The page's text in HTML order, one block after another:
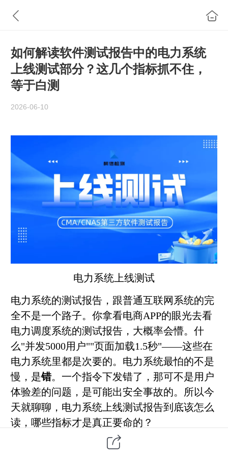
如何解读软件测试报告中的电力系统
上线测试部分？这几个指标抓不住，
等于白测
2026-06-10
电力系统上线测试
电力系统的测试报告，跟普通互联网系统的完
全不是一个路子。 你拿看电商APP的眼光去看
电力调度系统的测试报告，大概率会懵。什
么"并发5000用户""页面加载1.5秒"——这些在
电力系统里都是次要的。电力系统最怕的不是
慢，是错。一个指令下发错了，那可不是用户
体验差的问题，是可能出安全事故的。 所以今
天就聊聊，电力系统上线测试报告到底该怎么
读，哪些指标才是真正要命的？